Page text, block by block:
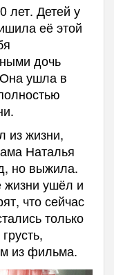
лет. Детей у
её этой
дочь
Она ушла в
из жизни,
Наталья
но выжила.
жизни ушёл и
что сейчас
только
из фильма.